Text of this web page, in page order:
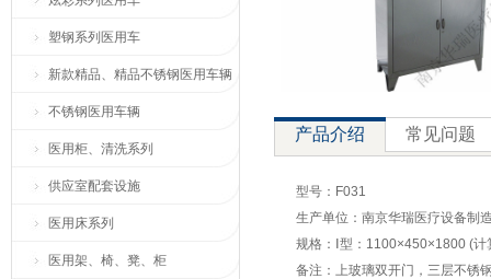
塑钢系列医用车
新款精品、精品不锈钢医用车辆
不锈钢医用车辆
医用柜、清洗系列
供应室配套设施
医用床系列
医用架、椅、凳、柜
产品介绍 常见问题
型号：F031
生产单位：南京华瑞医疗设备
规格：Ⅰ型：1100×450×1800 (计
备注：上玻璃双开门，三层不锈